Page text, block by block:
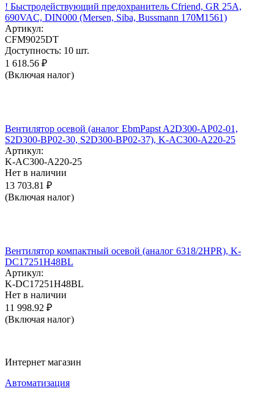
! Быстродействующий предохранитель Cfriend, GR 25А,
690VAC, DIN000 (Mersen, Siba, Bussmann 170M1561)
Артикул:
CFM9025DT
Доступность: 10 шт.
1 618.56 ₽
(Включая налог)
Вентилятор осевой (аналог EbmPapst A2D300-AP02-01,
S2D300-BP02-30, S2D300-BP02-37), K-AC300-A220-25
Артикул:
K-AC300-A220-25
Нет в наличии
13 703.81 ₽
(Включая налог)
Вентилятор компактный осевой (аналог 6318/2HPR), K-
DC17251H48BL
Артикул:
K-DC17251H48BL
Нет в наличии
11 998.92 ₽
(Включая налог)
Интернет магазин
Автоматизация